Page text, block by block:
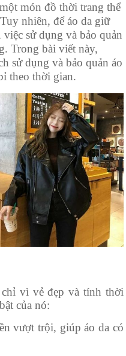
món đồ thời trang thể
nhiên, để áo da giữ
sử dụng và bảo quản
Trong bài viết này,
sử dụng và bảo quản áo
theo thời gian.
vì vẻ đẹp và tính thời
của nó:
vượt trội, giúp áo da có